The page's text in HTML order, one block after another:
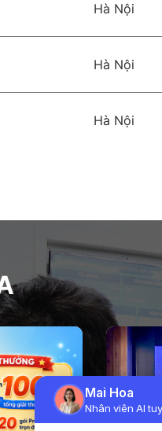
Hà Nội
Hà Nội
Hà Nội